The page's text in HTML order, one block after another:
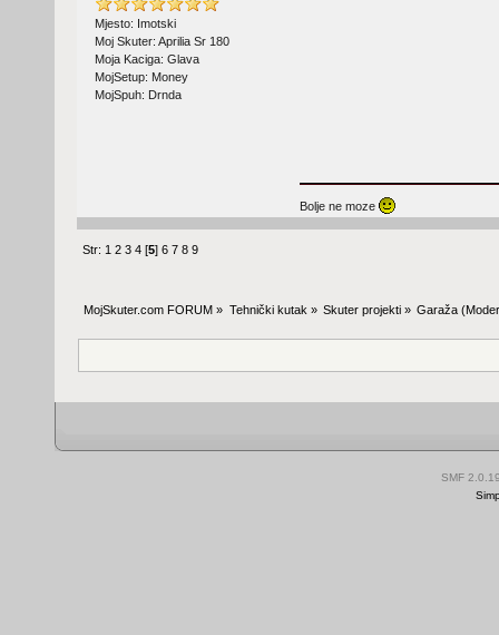
Mjesto: Imotski
Moj Skuter: Aprilia Sr 180
Moja Kaciga: Glava
MojSetup: Money
MojSpuh: Drnda
Bolje ne moze
Str: 1 2 3 4 [5]6 7 8 9
MojSkuter.com FORUM » Tehnički kutak » Skuter projekti» Garaža
SMF